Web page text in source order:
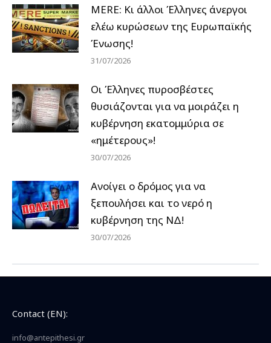
MERE: Κι άλλοι Έλληνες άνεργοι
ελέω κυρώσεων της Ευρωπαϊκής
Ένωσης!
31/07/2026
Οι Έλληνες πυροσβέστες
θυσιάζονται για να μοιράζει η
κυβέρνηση εκατομμύρια σε
«ημέτερους»!
30/07/2026
Ανοίγει ο δρόμος για να
ξεπουλήσει και το νερό η
κυβέρνηση της ΝΔ!
30/07/2026
Contact (EN):
info@antepithesi.gr